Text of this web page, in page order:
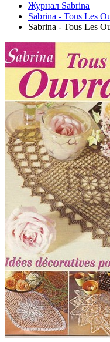
Журнал Sabrina
Sabrina - Tous Les
Sabrina - Tous Les